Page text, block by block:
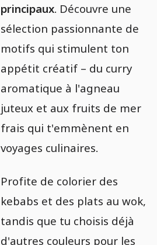
principaux. Découvre une
sélection passionnante de
motifs qui stimulent ton
appétit créatif – du curry
aromatique à l'agneau
juteux et aux fruits de mer
frais qui t'emmènent en
voyages culinaires.
Profite de colorier des
kebabs et des plats au wok,
tandis que tu choisis déjà
d'autres couleurs pour les